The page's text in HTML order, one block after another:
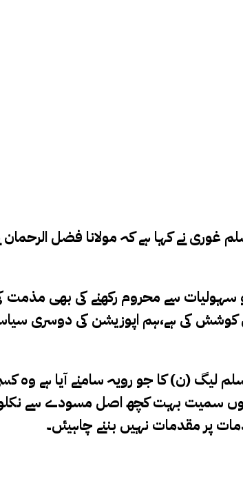
نے کہا ہے کہ مولانا فضل
کو سہولیات سے محروم رکھنے کی بھی
کی ہے،ہم اپوزیشن کی دوسری
سمیت بہت کچھ اصل مسودے سے
پر مقدمات نہیں بننے چاہیئں۔